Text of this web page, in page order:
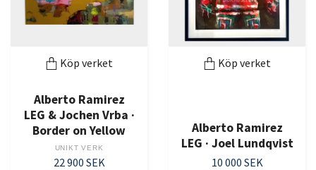
Köp verket
Alberto Ramirez
LEG & Jochen Vrba ·
Border on Yellow
UNIKT VERK
22 900 SEK
Köp verket
Alberto Ramirez
LEG · Joel Lundqvist
10 000 SEK